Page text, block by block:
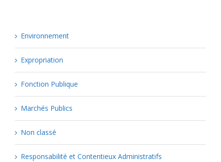
Environnement
Expropriation
Fonction Publique
Marchés Publics
Non classé
Responsabilité et Contentieux Administratifs